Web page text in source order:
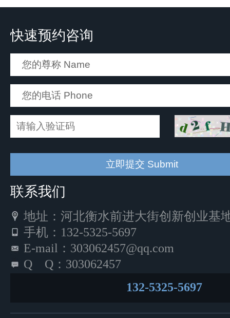
快速预约咨询
联系我们
地址：河北衡水前进大街创新创业基
手机：132-5325-5697
E-mail：303062457@qq.com
Q Q：303062457
132-5325-5697